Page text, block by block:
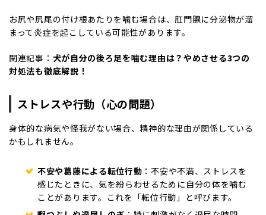
お尻や尻尾の付け根あたりを噛む場合は、肛門腺に分泌物が溜
まって炎症を起こしている可能性があります。
関連記事： 犬が自分の後ろ足を噛む理由は？やめさせる3つの
対処法も徹底解説！
ストレスや行動（心の問題）
身体的な病気や怪我がない場合、精神的な理由が関係している
かもしれません。
不安や葛藤による転位行動 ：不安や不満、ストレスを
感じたときに、気を紛らわせるために自分の体を噛む
ことがあります。これを「転位行動」と呼びます。